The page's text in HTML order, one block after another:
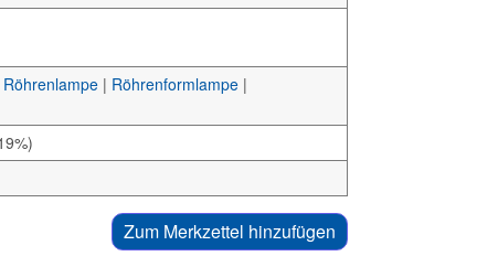
Röhrenlampe | Röhrenformlampe |
Zum Merkzettel hinzufügen